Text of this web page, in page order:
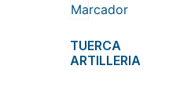
TUERCA
ARTILLERIA